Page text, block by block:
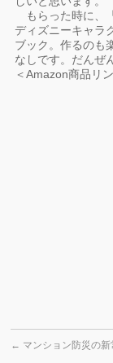
もらった時に、
ディズニーキャラ
ブック。作るのも
なしです。だんぜ
＜Amazon商品リ
← マンション防災の新